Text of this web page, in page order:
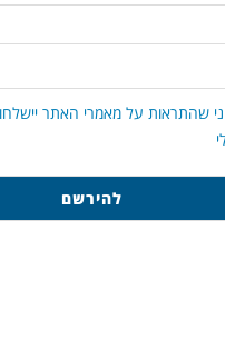
שהתראות על מאמרי האתר